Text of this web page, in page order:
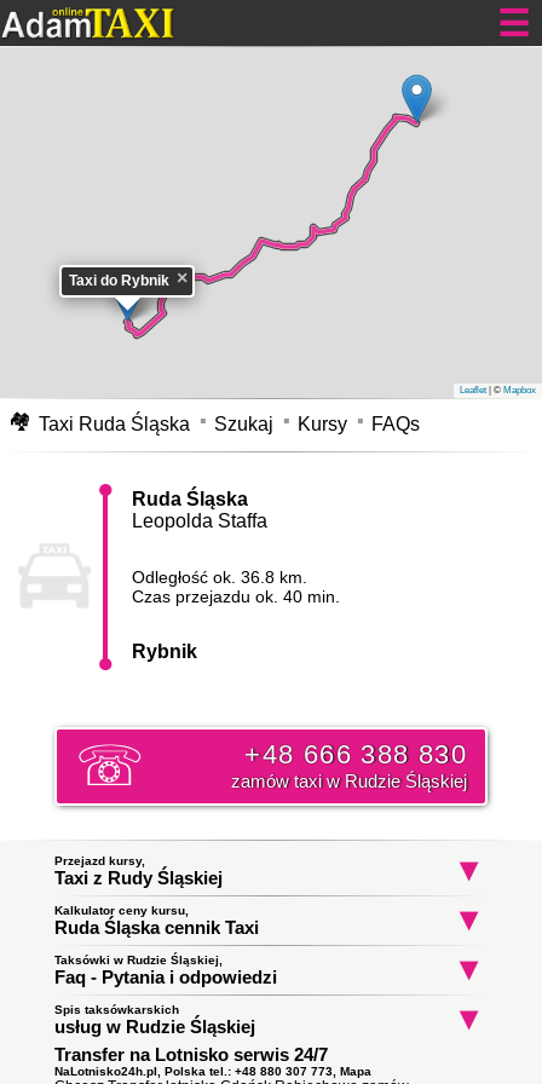
Leopolda Staffa do Rybnika tanio cennik 24h.
Przejazd taksówką w Rudzie Śląskiej Leopolda Staffa do Rybnika - zajmie
Wam samochodem około 40 min. Pokonacie go z średnią prędkością nie
przekraczającą 55 km/h. Dystans pomiędzy adresami, tzn. odległość jaką
pokonacie to około 36.8 km. Cennik
za taki kurs waha się pomiędzy 167-185 zł w dzień, oraz w nocy i dni
świąteczne 217-241 zł. Cena ta może ulec zmianie na korzyść klienta lub
nieznacznie wzrosnąć z powodu korków na drogach, przejazdów
kolejowych i innych utrudnień w ruchu.
Taxi do Rybnik ×
Leaflet | © Mapbox
🏘 Taxi Ruda Śląska Szukaj Kursy FAQs
Ruda Śląska
Leopolda Staffa
Odległość ok. 36.8 km.
Czas przejazdu ok. 40 min.
Rybnik
+48 666 388 830
zamów taxi w Rudzie Śląskiej
Przejazd kursy,
Taxi z Rudy Śląskiej
Taxi Ruda Śląska
Halemba
do Bielsko-Biała
Eugeniusza Romera
do Poręba
Taxi Ruda
Jana Waniora
Kalkulator ceny kursu,
Ruda Śląska cennik Taxi
Koniec trasy:
Taksówki w Rudzie Śląskiej,
Faq - Pytania i odpowiedzi
Jak zamówić taksówkę w Rudzie Śląskiej?
To proste wystarczy zadzwonić i złożyć zamówienie. Nasz
dyspozytor poinformuję państwa o orientacyjnym czasie
podjazdu taksówki i wyśle ją pod wskazany adres. Klikni i
Taxi Ruda Śląskaile zapłacę za kurs do Rybnika?
Cenataksówki w Rudzie ŚląskiejLeopolda Staffa do
Spis taksówkarskich
usług w Rudzie Śląskiej
Obsługują zlecenia samochodami kombi
Transfer na Lotnisko serwis 24/7
NaLotnisko24h.pl, Polska tel.: +48 880 307 773, Mapa